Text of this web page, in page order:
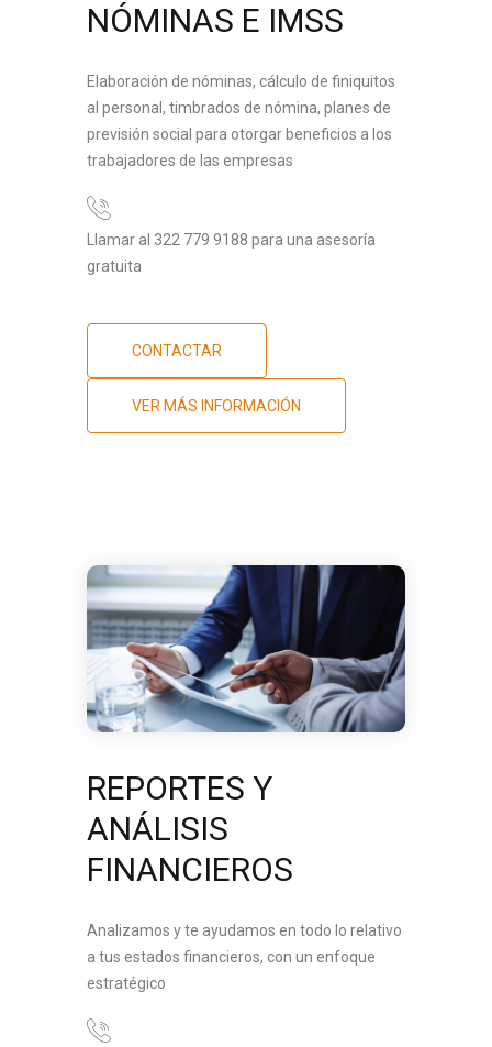
NÓMINAS E IMSS
Elaboración de nóminas, cálculo de finiquitos
al personal, timbrados de nómina, planes de
previsión social para otorgar beneficios a los
trabajadores de las empresas
Llamar al 322 779 9188 para una asesoría
gratuita
CONTACTAR
VER MÁS INFORMACIÓN
REPORTES Y
ANÁLISIS
FINANCIEROS
Analizamos y te ayudamos en todo lo relativo
a tus estados financieros, con un enfoque
estratégico